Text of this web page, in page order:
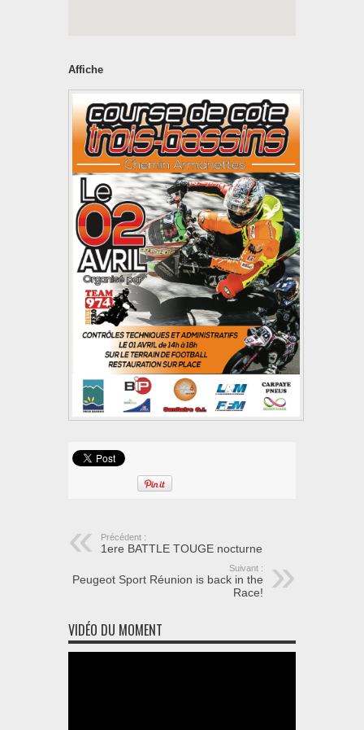
Affiche
Précédent :
1ere BATTLE TOUGE nocturne
Suivant :
Peugeot Sport Réunion is back in the
Race!
VIDÉO DU MOMENT